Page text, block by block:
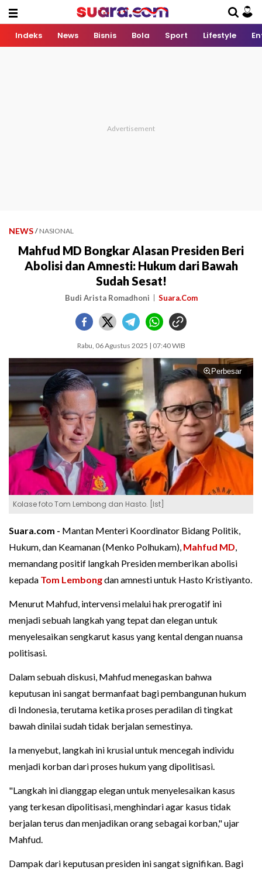
Indeks News Bisnis Bola Sport Lifestyle
NEWS / NASIONAL
Mahfud MD Bongkar Alasan Presiden Beri
Abolisi dan Amnesti: Hukum dari Bawah
Sudah Sesat!
Budi Arista Romadhoni Suara.Com
Rabu, 06 Agustus 2025 | 07:40 WIB
Perbesar
Kolase foto Tom Lembong dan Hasto. [Ist]
Suara.com - Mantan Menteri Koordinator Bidang Politik,
Hukum, dan Keamanan (Menko Polhukam), Mahfud MD,
memandang positif langkah Presiden memberikan abolisi
kepada Tom Lembongdan amnesti untuk Hasto Kristiyanto.
Menurut Mahfud, intervensi melalui hak prerogatif ini
menjadi sebuah langkah yang tepat dan elegan untuk
menyelesaikan sengkarut kasus yang kental dengan nuansa
politisasi.
Dalam sebuah diskusi, Mahfud menegaskan bahwa
keputusan ini sangat bermanfaat bagi pembangunan hukum
di Indonesia, terutama ketika proses peradilan di tingkat
bawah dinilai sudah tidak berjalan semestinya.
Ia menyebut, langkah ini krusial untuk mencegah individu
menjadi korban dari proses hukum yang dipolitisasi.
"Langkah ini dianggap elegan untuk menyelesaikan kasus
yang terkesan dipolitisasi, menghindari agar kasus tidak
berjalan terus dan menjadikan orang sebagai korban," ujar
Mahfud.
Dampak dari keputusan presiden ini sangat signifikan. Bagi